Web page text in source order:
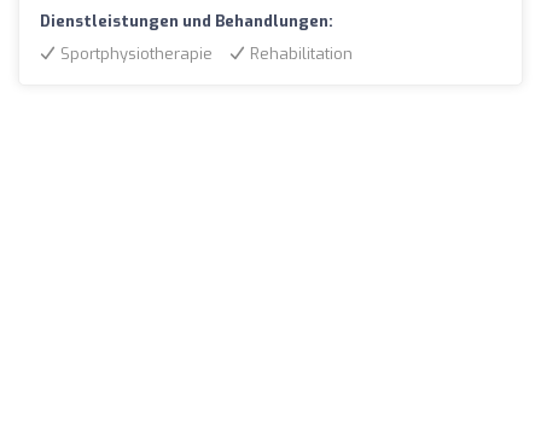
Dienstleistungen und Behandlungen:
Sportphysiotherapie
Rehabilitation